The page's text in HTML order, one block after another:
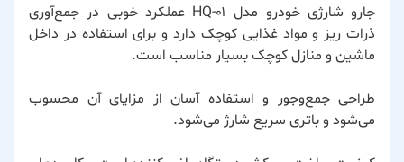
جارو شارژی خودرو مدل HQ-۰۱ عملکرد خوبی در جمع‌آوری
ذرات ریز و مواد غذایی کوچک دارد و برای استفاده در داخل
ماشین و منازل کوچک بسیار مناسب است.
طراحی جمع‌وجور و استفاده آسان از مزایای آن محسوب
می‌شود و باتری سریع شارژ می‌شود.